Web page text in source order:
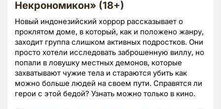
Некрономикон» (18+)
Новый индонезийский хоррор рассказывает о
проклятом доме, в который, как и положено жанру,
заходит группа слишком активных подростков. Они
просто хотели исследовать заброшенную виллу, но
попали в ловушку местных демонов, которые
захватывают чужие тела и стараются убить как
можно больше людей на своем пути. Справятся ли
герои с этой бедой? Узнать можно только в кино.